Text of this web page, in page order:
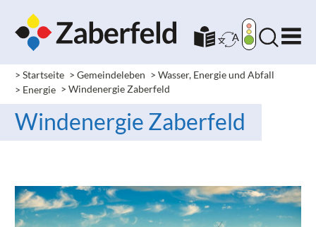
> Startseite > Gemeindeleben > Wasser, Energie und Abfall
> Energie > Windenergie Zaberfeld
Windenergie Zaberfeld